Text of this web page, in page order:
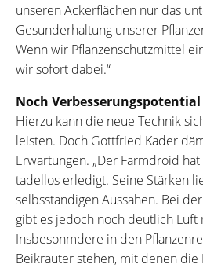
unseren Ackerflächen nur das
Gesunderhaltung unserer
Wenn wir Pflanzenschutzmittel
wir sofort dabei.“
Noch Verbesserungspotential
Hierzu kann die neue Technik
leisten. Doch Gottfried Kader
Erwartungen. „Der Farmdroid
tadellos erledigt. Seine Stärken
selbsständigen Aussähen. Bei
gibt es jedoch noch deutlich Luft
Insbesonmdere in den
Beikräuter stehen, mit denen die